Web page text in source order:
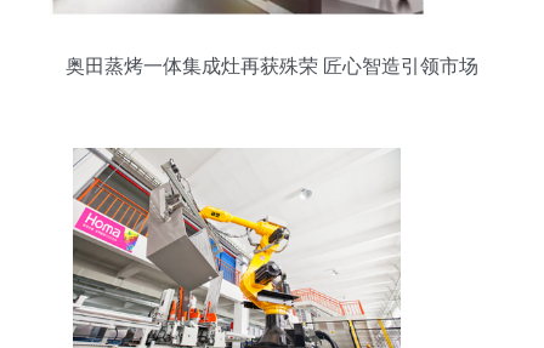
奥田蒸烤一体集成灶再获殊荣 匠心智造引领市场